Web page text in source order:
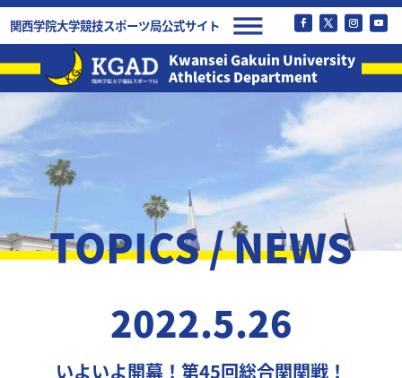
関西学院大学競技スポーツ局公式サイト
Kwansei Gakuin University
Athletics Department
TOPICS / NEWS
2022.5.26
いよいよ開幕！第45回総合関関戦！